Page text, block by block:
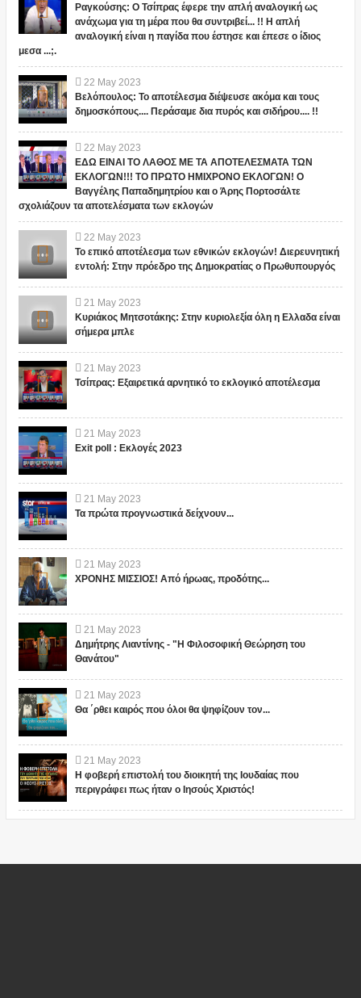
Ραγκούσης: Ο Τσίπρας έφερε την απλή αναλογική ως
ανάχωμα για τη μέρα που θα συντριβεί... !! Η απλή
αναλογική είναι η παγίδα που έστησε και έπεσε ο ίδιος
μεσα ...;.
22 May 2023
Βελόπουλος: Το αποτέλεσμα διέψευσε ακόμα και τους
δημοσκόπους.... Περάσαμε δια πυρός και σιδήρου.... !!
22 May 2023
ΕΔΩ ΕΙΝΑΙ ΤΟ ΛΑΘΟΣ ΜΕ ΤΑ ΑΠΟΤΕΛΕΣΜΑΤΑ ΤΩΝ
ΕΚΛΟΓΩΝ!!! ΤΟ ΠΡΩΤΟ ΗΜΙΧΡΟΝΟ ΕΚΛΟΓΩΝ! Ο
Βαγγέλης Παπαδημητρίου και ο Άρης Πορτοσάλτε
σχολιάζουν τα αποτελέσματα των εκλογών
22 May 2023
Το επικό αποτέλεσμα των εθνικών εκλογών! Διερευνητική
εντολή: Στην πρόεδρο της Δημοκρατίας ο Πρωθυπουργός
21 May 2023
Κυριάκος Μητσοτάκης: Στην κυριολεξία όλη η Ελλαδα είναι
σήμερα μπλε
21 May 2023
Τσίπρας: Εξαιρετικά αρνητικό το εκλογικό αποτέλεσμα
21 May 2023
Exit poll : Εκλογές 2023
21 May 2023
Τα πρώτα προγνωστικά δείχνουν...
21 May 2023
ΧΡΟΝΗΣ ΜΙΣΣΙΟΣ! Από ήρωας, προδότης...
21 May 2023
Δημήτρης Λιαντίνης - "Η Φιλοσοφική Θεώρηση του
Θανάτου"
21 May 2023
Θα ΄ρθει καιρός που όλοι θα ψηφίζουν τον...
21 May 2023
Η φοβερή επιστολή του διοικητή της Ιουδαίας που
περιγράφει πως ήταν ο Ιησούς Χριστός!